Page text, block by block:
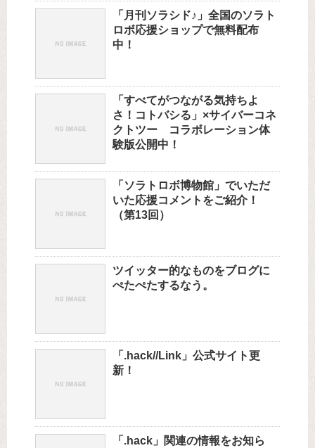
「月刊ソラシド♪」全国のソラト
ロボ応援ショップで無料配布
中！
「すべてがつながる気持ちよ
さ！コトバシる」×サイバーコネ
クトツー コラボレーション体
験版公開中！
「ソラトロボ博物館」でいただ
いた応援コメントをご紹介！
（第13回）
ツイッター的なものをブログに
ぺたぺたするなう。
「.hack//Link」公式サイト更
新！
「.hack」関連の情報をお知ら